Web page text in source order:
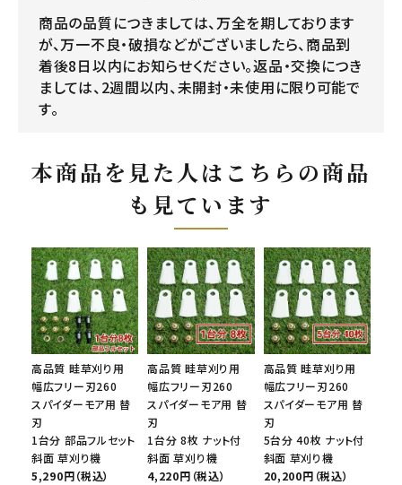
商品の品質につきましては、万全を期しております
が、万一不良・破損などがございましたら、商品到
着後8日以内にお知らせください。返品・交換につき
ましては、2週間以内、未開封・未使用に限り可能で
す。
本商品を見た人はこちらの商品
も見ています
高品質 畦草刈り用
幅広フリー刃260
スパイダーモア用 替
刃
1台分 部品フルセット
斜面 草刈り機
5,290円（税込）
高品質 畦草刈り用
幅広フリー刃260
スパイダーモア用 替
刃
1台分 8枚 ナット付
斜面 草刈り機
4,220円（税込）
高品質 畦草刈り用
幅広フリー刃260
スパイダーモア用 替
刃
5台分 40枚 ナット付
斜面 草刈り機
20,200円（税込）